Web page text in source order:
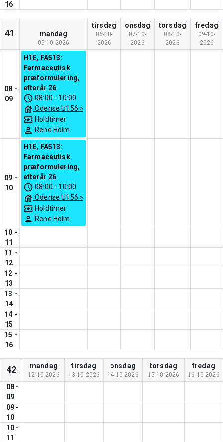
16
41 mandag
05-10-2026
tirsdag
06-10-
2026
onsdag
07-10-
2026
torsdag
08-10-
2026
fredag
09-10-
2026
08 -
09
H1E, FA513:
Farmaceutisk
præformulering,
efterår 26
08:00 - 10:00
Odense U156 »
Holdtimer
Rene Holm
09 -
10
H1E, FA513:
Farmaceutisk
præformulering,
efterår 26
08:00 - 10:00
Odense U156 »
Holdtimer
Rene Holm
10 -
11
11 -
12
12 -
13
13 -
14
14 -
15
15 -
16
42 mandag
12-10-2026
tirsdag
13-10-2026
onsdag
14-10-2026
torsdag
15-10-2026
fredag
16-10-2026
08 -
09
09 -
10
10 -
11